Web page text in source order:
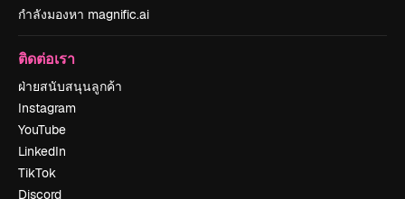
กำลังมองหา magnific.ai
ติดต่อเรา
ฝ่ายสนับสนุนลูกค้า
Instagram
YouTube
LinkedIn
TikTok
Discord